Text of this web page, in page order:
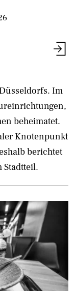
Im
beheimatet.
Knotenpunkt
berichtet
Stadtteil.